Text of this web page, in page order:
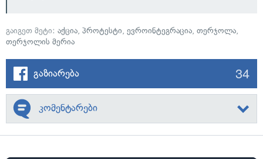
გაიგეთ მეტი: აქცია, პროტესტი, ევროინტეგრაცია, თერჯოლა,
თერჯოლის მერია
გაზიარება 34
კომენტარები